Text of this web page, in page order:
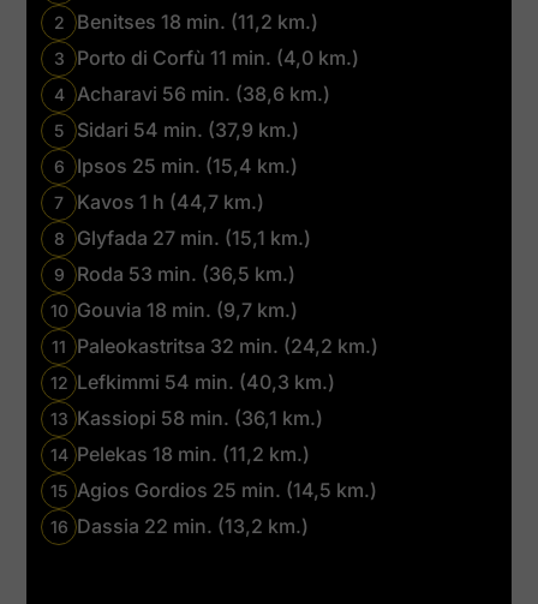
2 Benitses 18 min. (11,2 km.)
3 Porto di Corfù 11 min. (4,0 km.)
4 Acharavi 56 min. (38,6 km.)
5 Sidari 54 min. (37,9 km.)
6 Ipsos 25 min. (15,4 km.)
7 Kavos 1 h (44,7 km.)
8 Glyfada 27 min. (15,1 km.)
9 Roda 53 min. (36,5 km.)
10 Gouvia 18 min. (9,7 km.)
11 Paleokastritsa 32 min. (24,2 km.)
12 Lefkimmi 54 min. (40,3 km.)
13 Kassiopi 58 min. (36,1 km.)
14 Pelekas 18 min. (11,2 km.)
15 Agios Gordios 25 min. (14,5 km.)
16 Dassia 22 min. (13,2 km.)